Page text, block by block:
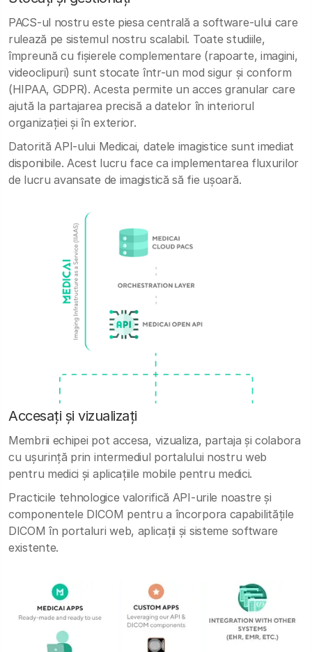
PACS-ul nostru este piesa centrală a software-ului care
rulează pe sistemul nostru scalabil. Toate studiile,
împreună cu fișierele complementare (rapoarte, imagini,
videoclipuri) sunt stocate într-un mod sigur și conform
(HIPAA, GDPR). Acesta permite un acces granular care
ajută la partajarea precisă a datelor în interiorul
organizației și în exterior.
Datorită API-ului Medicai, datele imagistice sunt imediat
disponibile. Acest lucru face ca implementarea fluxurilor
de lucru avansate de imagistică să fie ușoară.
Accesați și vizualizați
Membrii echipei pot accesa, vizualiza, partaja și colabora
cu ușurință prin intermediul portalului nostru web
pentru medici și aplicațiile mobile pentru medici.
Practicile tehnologice valorifică API-urile noastre și
componentele DICOM pentru a încorpora capabilitățile
DICOM în portaluri web, aplicații și sisteme software
existente.